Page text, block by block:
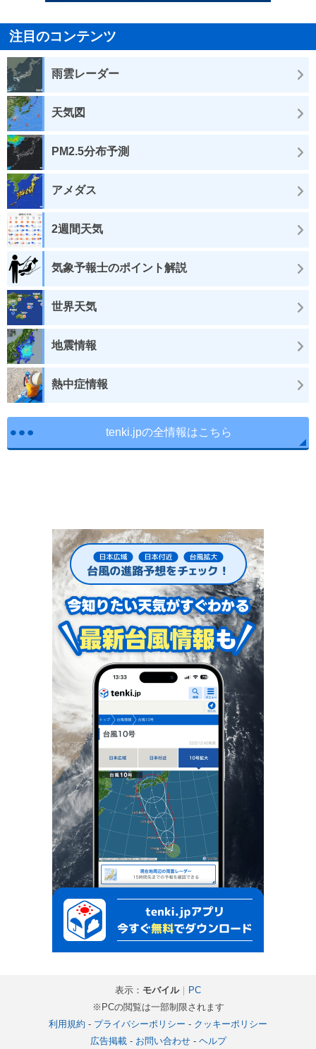
注目のコンテンツ
雨雲レーダー
天気図
PM2.5分布予測
アメダス
2週間天気
気象予報士のポイント解説
世界天気
地震情報
熱中症情報
tenki.jpの全情報はこちら
表示： モバイル｜ PC
※PCの閲覧は一部制限されます
利用規約 - プライバシーポリシー - クッキーポリシー
広告掲載- お問い合わせ- ヘルプ